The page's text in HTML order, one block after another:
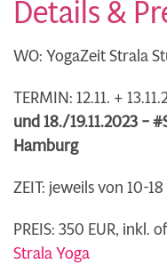
Details &
WO: YogaZeit Strala
TERMIN: 12.11. +
und 18./19.11.2023 –
Hamburg
ZEIT: jeweils von 10-
PREIS: 350 EUR,
Strala Yoga